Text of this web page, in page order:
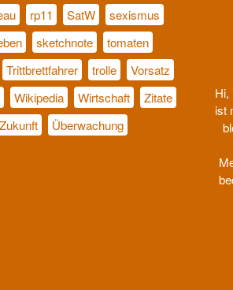
rp11 SatW
sexismus
sketchnote
tomaten
Trittbrettfahrer trolle
Vorsatz
Wikipedia Wirtschaft
Zitate
Zukunft
Überwachung
Hi,
ist